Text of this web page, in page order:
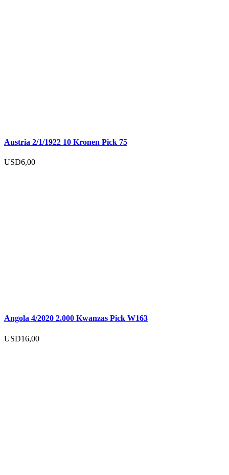
Austria 2/1/1922 10 Kronen Pick 75
USD6,00
Angola 4/2020 2.000 Kwanzas Pick W163
USD16,00